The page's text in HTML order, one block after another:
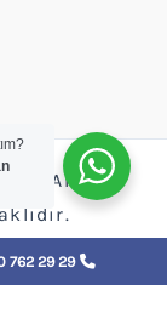
- FAN ISI
762 29 29